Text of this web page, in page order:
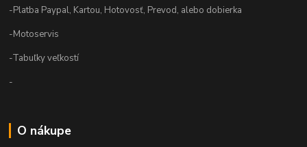
-Platba Paypal, Kartou, Hotovosť, Prevod, alebo dobierka
-Motoservis
-Tabuľky veľkostí
-
O nákupe